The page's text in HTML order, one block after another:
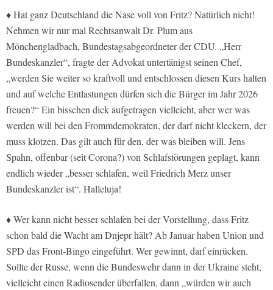
♦ Hat ganz Deutschland die Nase voll von Fritz? Natürlich nicht!
Nehmen wir nur mal Rechtsanwalt Dr. Plum aus
Mönchengladbach, Bundestagsabgeordneter der CDU. „Herr
Bundeskanzler“, fragte der Advokat untertänigst seinen Chef,
„werden Sie weiter so kraftvoll und entschlossen diesen Kurs halten
und auf welche Entlastungen dürfen sich die Bürger im Jahr 2026
freuen?“ Ein bisschen dick aufgetragen vielleicht, aber wer was
werden will bei den Frommdemokraten, der darf nicht kleckern, der
muss klotzen. Das gilt auch für den, der was bleiben will. Jens
Spahn, offenbar (seit Corona?) von Schlafstörungen geplagt, kann
endlich wieder „besser schlafen, weil Friedrich Merz unser
Bundeskanzler ist“. Halleluja!
♦ Wer kann nicht besser schlafen bei der Vorstellung, dass Fritz
schon bald die Wacht am Dnjepr hält? Ab Januar haben Union und
SPD das Front-Bingo eingeführt. Wer gewinnt, darf einrücken.
Sollte der Russe, wenn die Bundeswehr dann in der Ukraine steht,
vielleicht einen Radiosender überfallen, dann „würden wir auch